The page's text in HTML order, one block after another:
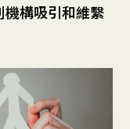
機構吸引和維繫